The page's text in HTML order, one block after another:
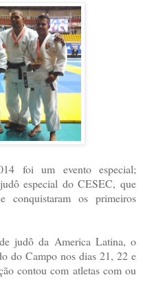
foi um evento especial;
especial do CESEC, que
conquistaram os primeiros
judô da America Latina, o
do Campo nos dias 21, 22 e
contou com atletas com ou